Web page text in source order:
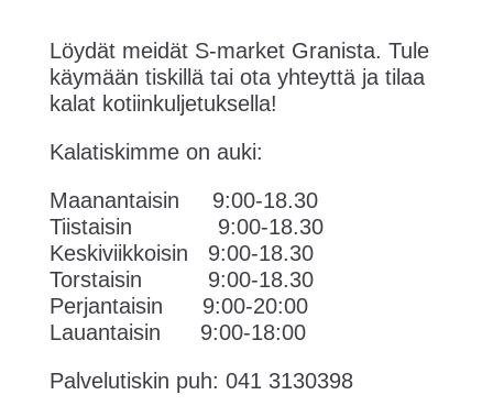
Löydät meidät S-market Granista. Tule
käymään tiskillä tai ota yhteyttä ja tilaa
kalat kotiinkuljetuksella!
Kalatiskimme on auki:
Maanantaisin 9:00-18.30
Tiistaisin 9:00-18.30
Keskiviikkoisin 9:00-18.30
Torstaisin 9:00-18.30
Perjantaisin 9:00-20:00
Lauantaisin 9:00-18:00
Palvelutiskin puh: 041 3130398